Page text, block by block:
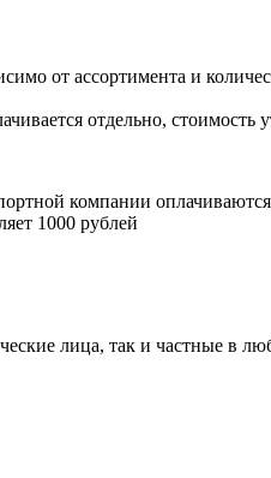
от ассортимента и
отдельно,
компании
1000 рублей
лица, так и частные в